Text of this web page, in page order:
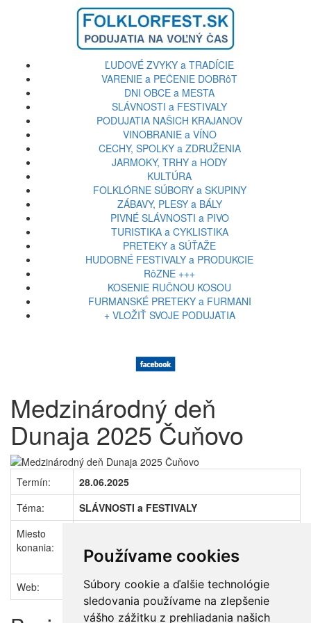
Používame cookies
Súbory cookie a ďalšie technológie
sledovania používame na zlepšenie
vášho zážitku z prehliadania našich
ĽUDOVÉ ZVYKY a TRADÍCIE
VARENIE a PEČENIE DOBRôT
DNI OBCE a MESTA
SLÁVNOSTI a FESTIVALY
PODUJATIA NAŠICH KRAJANOV
VINOBRANIE a VÍNO
CECHY, SPOLKY a ZDRUŽENIA
JARMOKY, TRHY a HODY
KULTÚRA
FOLKLÓRNE SÚBORY a SKUPINY
ZÁBAVY, PLESY a BÁLY
PIVNÉ SLÁVNOSTI a PIVO
TURISTIKA a CYKLISTIKA
PRETEKY a SÚŤAŽE
HUDOBNÉ FESTIVALY a PRODUKCIE
RôZNE +++
KOSENIE RUČNOU KOSOU
FURMANSKÉ PRETEKY a FURMANI
+ VLOŽIŤ SVOJE PODUJATIA
Medzinárodný deň
Dunaja 2025 Čuňovo
Termín:
28.06.2025
Téma:
SLÁVNOSTI a FESTIVALY
Miesto
konania:
Banskobystrický kraj)
Ubytovanie·Počasie·Cestovné poriadky
Web:
Facebook